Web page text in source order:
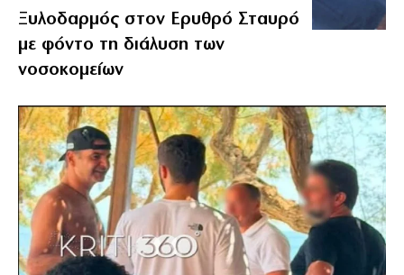
Ξυλοδαρμός στον Ερυθρό Σταυρό
με φόντο τη διάλυση των
νοσοκομείων